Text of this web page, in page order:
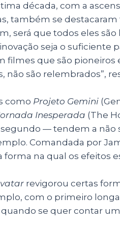
década, com a
também se
será que todos eles
seja o suficiente
filmes que são
não são relembrados”,
como Projeto Gemini
Inesperada (The
— tendem a
Comandada por
forma na qual os efeitos
revigorou certas
com o primeiro
se quer contar